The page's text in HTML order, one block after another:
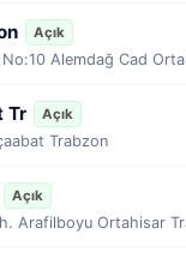
Açık
Alemdağ Cad
Tr Açık
Trabzon
Açık
Arafilboyu Ortahisar